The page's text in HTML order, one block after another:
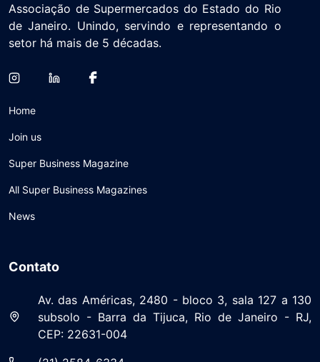
Associação de Supermercados do Estado do Rio
de Janeiro. Unindo, servindo e representando o
setor há mais de 5 décadas.
Home
Join us
Super Business Magazine
All Super Business Magazines
News
Contato
Av. das Américas, 2480 - bloco 3, sala 127 a 130
subsolo - Barra da Tijuca, Rio de Janeiro - RJ,
CEP: 22631-004